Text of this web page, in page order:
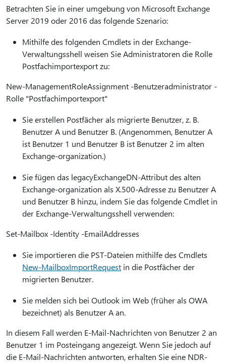
Betrachten Sie in einer umgebung von Microsoft Exchange
Server 2019 oder 2016 das folgende Szenario:
Mithilfe des folgenden Cmdlets in der Exchange-
Verwaltungsshell weisen Sie Administratoren die Rolle
Postfachimportexport zu:
New-ManagementRoleAssignment -Benutzeradministrator -
Rolle "Postfachimportexport"
Sie erstellen Postfächer als migrierte Benutzer, z. B.
Benutzer A und Benutzer B. (Angenommen, Benutzer A
ist Benutzer 1 und Benutzer B ist Benutzer 2 im alten
Exchange-organization.)
Sie fügen das legacyExchangeDN-Attribut des alten
Exchange-organization als X.500-Adresse zu Benutzer A
und Benutzer B hinzu, indem Sie das folgende Cmdlet in
der Exchange-Verwaltungsshell verwenden:
Set-Mailbox -Identity -EmailAddresses
Sie importieren die PST-Dateien mithilfe des Cmdlets
New-MailboxImportRequest in die Postfächer der
migrierten Benutzer.
Sie melden sich bei Outlook im Web (früher als OWA
bezeichnet) als Benutzer A an.
In diesem Fall werden E-Mail-Nachrichten von Benutzer 2 an
Benutzer 1 im Posteingang angezeigt. Wenn Sie jedoch auf
die E-Mail-Nachrichten antworten, erhalten Sie eine NDR-